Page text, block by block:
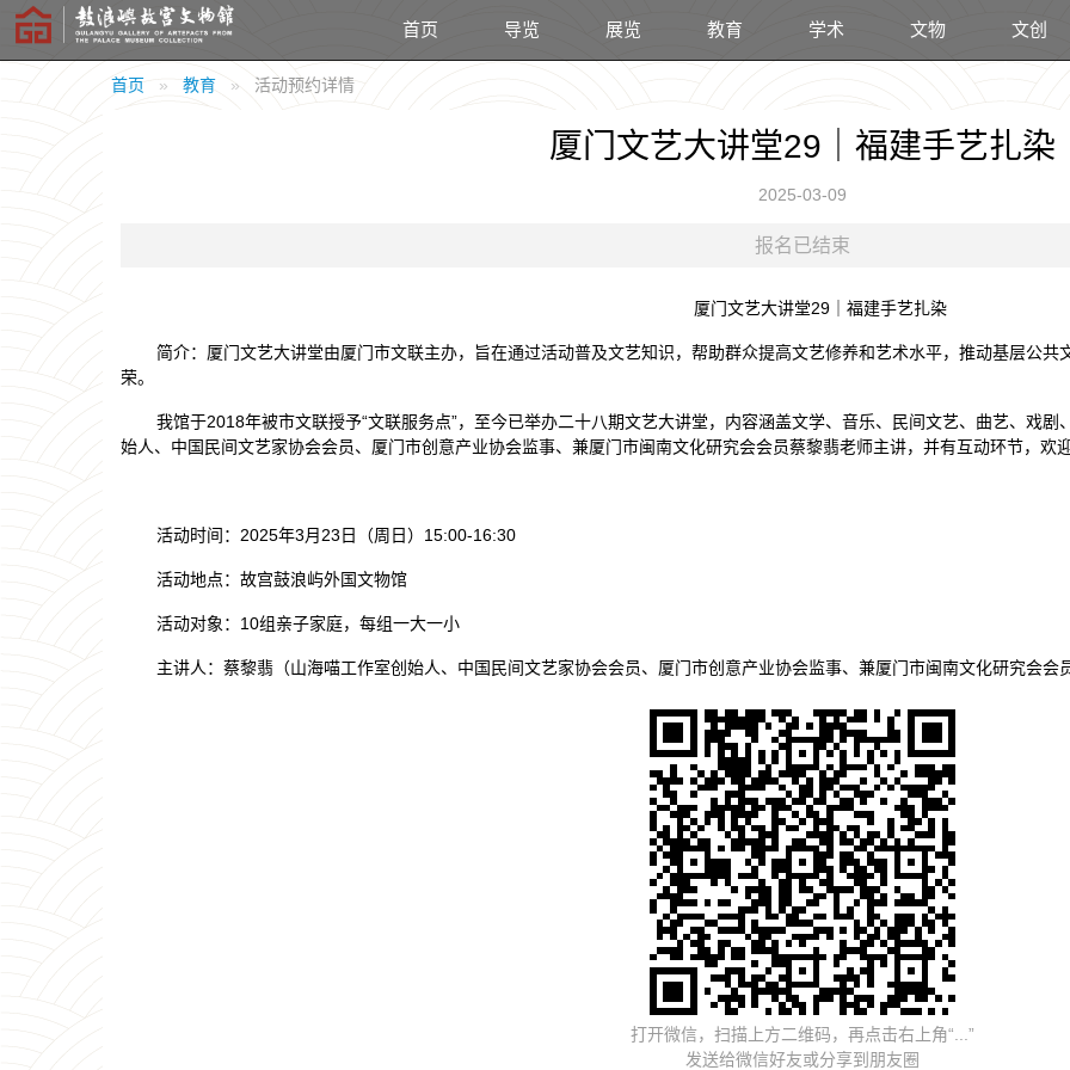
首页 导览 展览 教育 学术 文物 文创
首页 教育 活动预约详情
厦门文艺大讲堂29｜福建手艺扎染
2025-03-09
报名已结束
厦门文艺大讲堂29｜福建手艺扎染
简介：厦门文艺大讲堂由厦门市文联主办，旨在通过活动普及文艺知识，帮助群众提高文艺修养和艺术水平，推动基层公
荣。
我馆于2018年被市文联授予“文联服务点”，至今已举办二十八期文艺大讲堂，内容涵盖文学、音乐、民间文艺、曲艺、戏
始人、中国民间文艺家协会会员、厦门市创意产业协会监事、兼厦门市闽南文化研究会会员蔡黎翡老师主讲，并有互动环节，欢
活动时间：2025年3月23日（周日）15:00-16:30
活动地点：故宫鼓浪屿外国文物馆
活动对象：10组亲子家庭，每组一大一小
主讲人：蔡黎翡（山海喵工作室创始人、中国民间文艺家协会会员、厦门市创意产业协会监事、兼厦门市闽南文化研究会会
打开微信，扫描上方二维码，再点击右上角“...”
发送给微信好友或分享到朋友圈